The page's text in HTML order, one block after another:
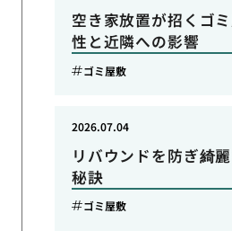
空き家放置が招くゴ
性と近隣への影響
ゴミ屋敷
リバウンドを防ぎ綺
秘訣
2026.07.04
ゴミ屋敷